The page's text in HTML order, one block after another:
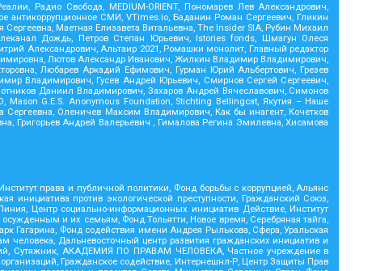
Радио Свобода, MEDIUM-ORIENT, Пономарев Лев Александрович,
антикоррупционное СМИ, VTimes.io, Баданин Роман Сергеевич, Гликин
Маетная Елизавета Витальевна, The Insider SIA, Рубин Михаил
Дождь, Петров Степан Юрьевич, Istories fonds, Шмагун Олеся
Александрович, Альтаир 2021, Ромашки монолит, Главный редактор
Лютов Александр Иванович, Жилкин Владимир Владимирович,
Любарев Аркадий Ефимович, Гурман Юрий Альбертович, Грезев
Владимирович, Гусев Андрей Юрьевич, Смирнов Сергей Сергеевич,
Даниил Владимирович, Захаров Андрей Вячеславович, Симонов
G.E.S. Anonymous Foundation, Stichting Bellingcat, Якутия – Наше
Оленичев Максим Владимирович, Как бы инагент, Кочетков
Григорьев Андрей Валерьевич , Гималова Регина Эмилевна, Хисамова
права и публичной политики, Фонд борьбы с коррупцией, Альянс
инициатива против экологической преступности, Гражданский Союз,
Центр социально-информационных инициатив Действие, Институт
и их семьям, Фонд Тольятти, Новое время, Серебряная тайга,
Гагарина, Фонд содействия имени Андрея Рылькова, Сфера, Уральская
человека, Дальневосточный центр развития гражданских инициатив и
Сутяжник, АКАДЕМИЯ ПО ПРАВАМ ЧЕЛОВЕКА, Частное учреждение в
Гражданское содействие, Интернешнл-Р, Центр Защиты Прав